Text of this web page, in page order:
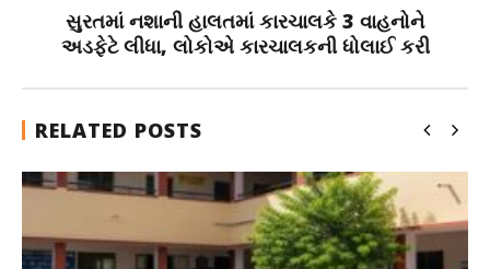
સુરતમાં નશાની હાલતમાં કારચાલકે 3 વાહનોને
અડફેટે લીધા, લોકોએ કારચાલકની ધોલાઈ કરી
RELATED POSTS